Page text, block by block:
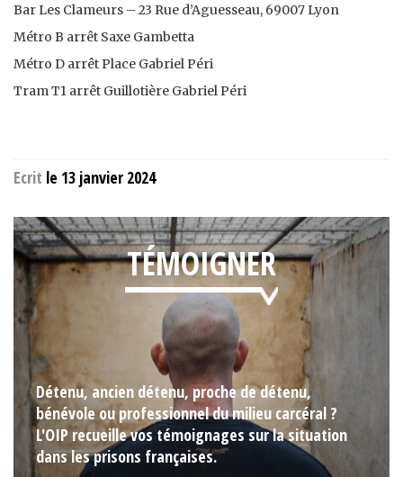
Bar Les Clameurs – 23 Rue d’Aguesseau, 69007 Lyon
Métro B arrêt Saxe Gambetta
Métro D arrêt Place Gabriel Péri
Tram T1 arrêt Guillotière Gabriel Péri
Ecrit le 13 janvier 2024
TÉMOIGNER
Détenu, ancien détenu, proche de détenu,
bénévole ou professionnel du milieu carcéral ?
L'OIP recueille vos témoignages sur la situation
dans les prisons françaises.